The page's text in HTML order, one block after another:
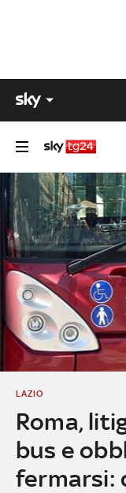
Roma,
bus e
fermarsi:
LAZIO